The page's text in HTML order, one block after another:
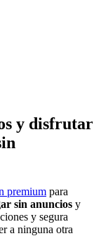
y disfrutar
premium para
sin anuncios y
y segura
a ninguna otra